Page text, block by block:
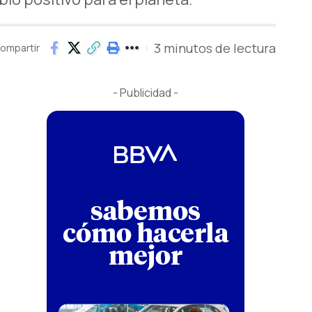
3 minutos de lectura
- Publicidad -